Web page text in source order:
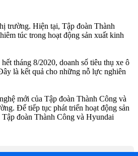
trường. Hiện tại, Tập đoàn Thành
túc trong hoạt động sản xuất kinh
tháng 8/2020, doanh số tiêu thụ xe ô
là kết quả cho những nỗ lực nghiên
mới của Tập đoàn Thành Công và
Để tiếp tục phát triển hoạt động sản
đoàn Thành Công và Hyundai